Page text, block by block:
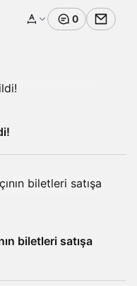
0
biletleri satışa